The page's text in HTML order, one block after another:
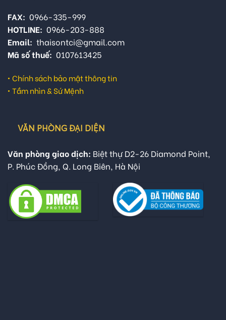
FAX: 0966-335-999
HOTLINE: 0966-203-888
Email: thaisontci@gmail.com
Mã số thuế: 0107613425
• Chính sách bảo mật thông tin
• Tầm nhìn & Sứ Mệnh
VĂN PHÒNG ĐẠI DIỆN
Văn phòng giao dịch: Biệt thự D2-26 Diamond Point,
P. Phúc Đồng, Q. Long Biên, Hà Nội